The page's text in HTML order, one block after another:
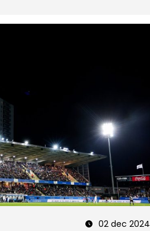
02 dec 2024